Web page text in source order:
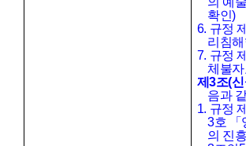
확인)
6. 규정 제
리침
7. 규정 제
체불
제3조(
음과
1. 규정 제
3호 「
의 진